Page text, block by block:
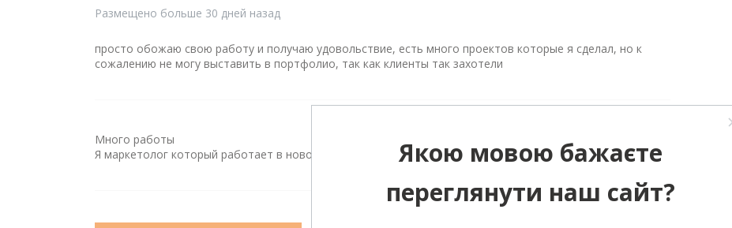
Размещено больше 30 дней назад
просто обожаю свою работу и получаю удовольствие, есть много проектов которые я сделал, но к
сожалению не могу выставить в портфолио, так как клиенты так захотели
Много работы
Я маркетолог который работает в новой сфере
Якою мовою бажаєте
переглянути наш сайт?